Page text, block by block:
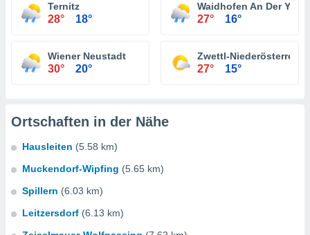
Ternitz
28° 18°
Waidhofen An Der Ybbs
27° 16°
Wiener Neustadt
30° 20°
Zwettl-Niederösterreich
27° 15°
Ortschaften in der Nähe
Hausleiten (5.58 km)
Muckendorf-Wipfing (5.65 km)
Spillern (6.03 km)
Leitzersdorf (6.13 km)